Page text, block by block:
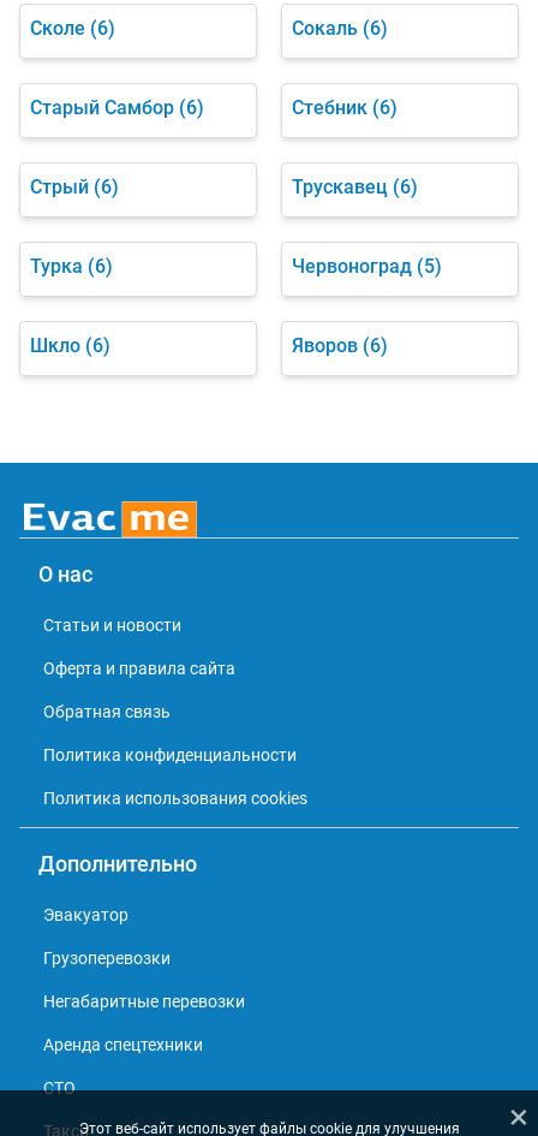
Сколе (6) Сокаль (6)
Старый Самбор (6) Стебник (6)
Стрый (6) Трускавец (6)
Турка (6) Червоноград (5)
Шкло (6) Яворов (6)
О нас
Статьи и новости
Оферта и правила сайта
Обратная связь
Политика конфиденциальности
Политика использования cookies
Дополнительно
Эвакуатор
Грузоперевозки
Негабаритные перевозки
Аренда спецтехники
СТО
Такси ×
Этот веб-сайт использует файлы cookie для улучшения